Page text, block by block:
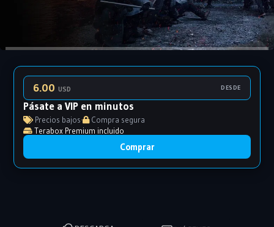
6.00USD DESDE
Pásate a VIP en minutos
Precios bajos·
Compra segura
Terabox Premium incluido
Comprar